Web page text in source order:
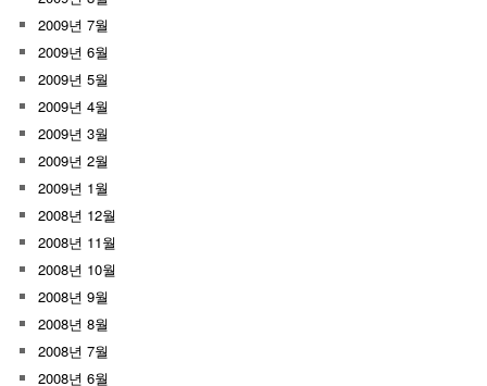
2009년 7월
2009년 6월
2009년 5월
2009년 4월
2009년 3월
2009년 2월
2009년 1월
2008년 12월
2008년 11월
2008년 10월
2008년 9월
2008년 8월
2008년 7월
2008년 6월